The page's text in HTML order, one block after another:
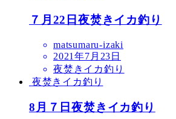
７月22日夜焚きイカ釣り
matsumaru-izaki
2021年7月23日
夜焚きイカ釣り
夜焚きイカ釣り
8月７日夜焚きイカ釣り